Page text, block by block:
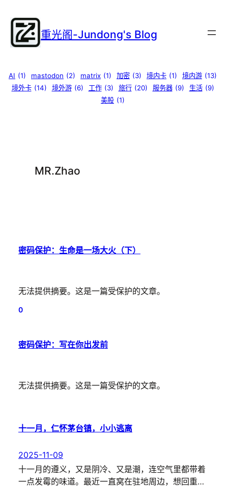
至
容
重光阁-Jundong's Blog
AI (1) mastodon (2) matrix (1) 加密 (3) 境内卡 (1) 境内游 (13)
境外卡 (14) 境外游 (6) 工作 (3) 旅行 (20) 服务器 (9) 生活 (9)
美股 (1)
MR.Zhao
密码保护：生命是一场大火（下）
无法提供摘要。这是一篇受保护的文章。
0
密码保护：写在你出发前
无法提供摘要。这是一篇受保护的文章。
十一月，仁怀茅台镇，小小逃离
2025-11-09
十一月的遵义，又是阴冷、又是潮，连空气里都带着
一点发霉的味道。最近一直窝在驻地周边，想回重…